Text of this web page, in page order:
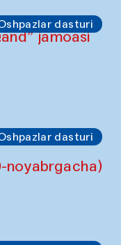
dasturi
jamoasi
dasturi
noyabrgacha)